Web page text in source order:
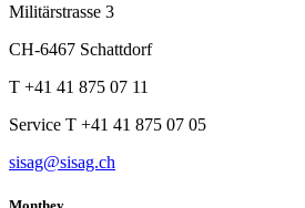
Militärstrasse 3
CH-6467 Schattdorf
T +41 41 875 07 11
Service T +41 41 875 07 05
sisag@sisag.ch